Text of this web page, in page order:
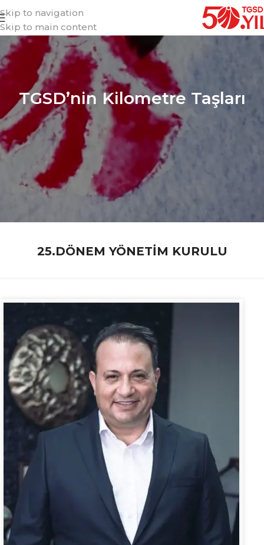
Skip to navigation
Skip to main content
TGSD’nin Kilometre Taşları
25.DÖNEM YÖNETİM KURULU